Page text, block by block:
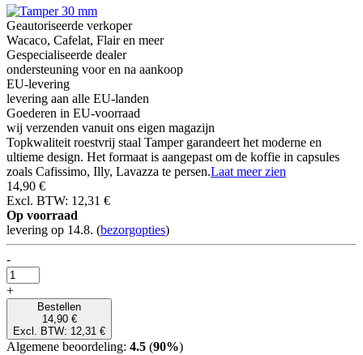
Geautoriseerde verkoper
Wacaco, Cafelat, Flair en meer
Gespecialiseerde dealer
ondersteuning voor en na aankoop
EU-levering
levering aan alle EU-landen
Goederen in EU-voorraad
wij verzenden vanuit ons eigen magazijn
Topkwaliteit roestvrij staal Tamper garandeert het moderne en
ultieme design. Het formaat is aangepast om de koffie in capsules
zoals Cafissimo, Illy, Lavazza te persen.Laat meer zien
14,90 €
Excl. BTW: 12,31 €
Op voorraad
levering op 14.8. (bezorgopties)
-
+
Bestellen
14,90 €
Excl. BTW: 12,31 €
Algemene beoordeling: 4.5 (90%)